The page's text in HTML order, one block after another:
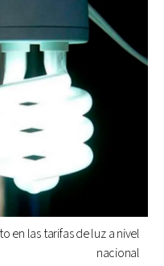
en las tarifas de luz a nivel
nacional